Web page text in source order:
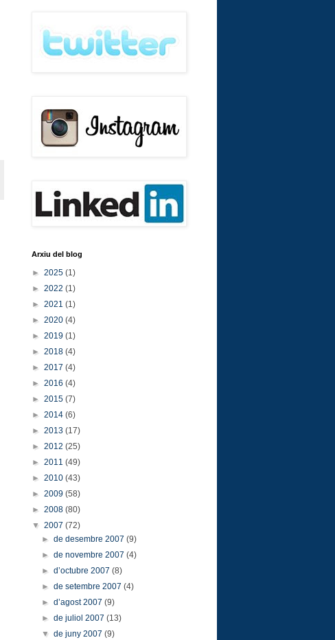
Arxiu del blog
► 2025 (1)
► 2022 (1)
► 2021 (1)
► 2020 (4)
► 2019 (1)
► 2018 (4)
► 2017 (4)
► 2016 (4)
► 2015 (7)
► 2014 (6)
► 2013 (17)
► 2012 (25)
► 2011 (49)
► 2010 (43)
► 2009 (58)
► 2008 (80)
▼ 2007 (72)
►de desembre 2007(9)
►de novembre 2007(4)
►d’octubre 2007(8)
►de setembre 2007(4)
►d’agost 2007(9)
►de juliol 2007(13)
▼de juny 2007(9)